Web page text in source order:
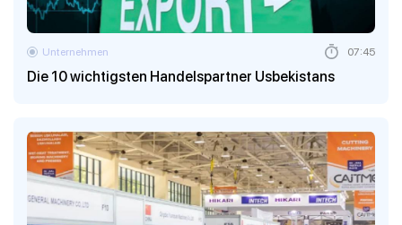
Die 10 wichtigsten Handelspartner Usbekistans
Unternehmen 07:45